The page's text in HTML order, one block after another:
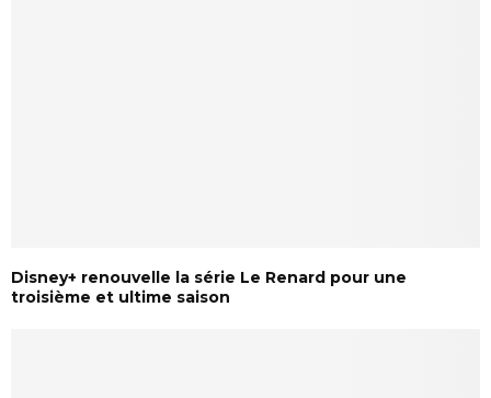
Disney+ renouvelle la série Le Renard pour une
troisième et ultime saison